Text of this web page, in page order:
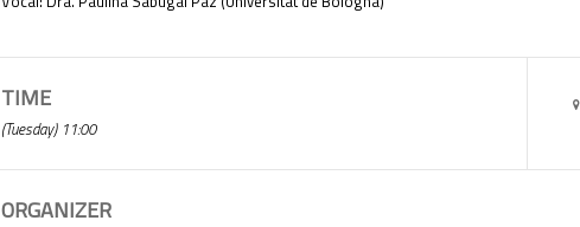
TIME
(Tuesday) 11:00
ORGANIZER